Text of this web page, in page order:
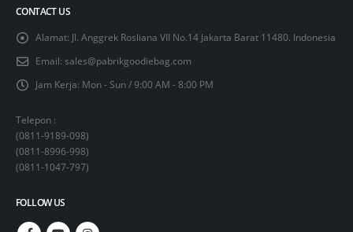
CONTACT US
Alamat: Jl. Anggrek Rosliana VII No.14 Jakarta Barat 11480. Indonesia
Email: sales@pabrikgoodiebag.com
Jam Kerja: Mon - Sun / 9:00 AM - 8:00 PM
Telepon :
(0811-9189-098)
(0811-8996-998)
(0811-1047-797)
FOLLOW US